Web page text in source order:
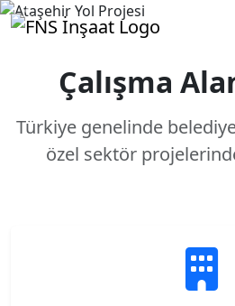
Previous
Çalışma
Türkiye genelinde
özel sektör